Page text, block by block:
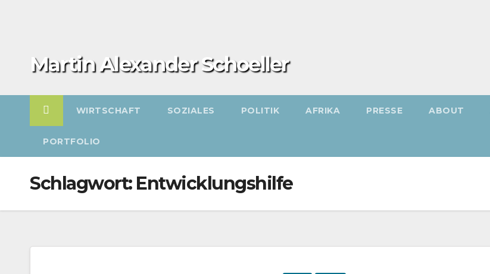
Martin Alexander Schoeller
WIRTSCHAFT SOZIALES POLITIK AFRIKA PRESSE ABOUT
PORTFOLIO
Schlagwort: Entwicklungshilfe